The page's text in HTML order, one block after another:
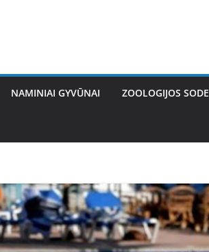
NAMINIAI GYVŪNAI ZOOLOGIJOS SODE